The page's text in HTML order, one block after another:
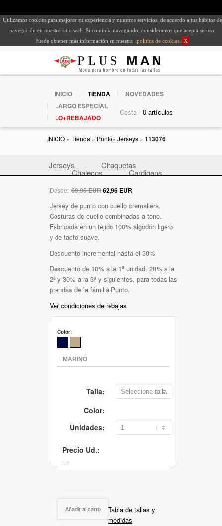
Utilizamos cookies para mejorar su experiencia y nuestros servicios, de acuerdo a tus hábitos de
navegación en nuestro sitio web. Si continúa navegando, consideramos que acepta su uso.
Puede obtener más información en nuestra
política de cookies X
INICIO TIENDA
NOVEDADES
LARGO ESPECIAL
LO+REBAJADO
Cesta -
INICIO » Tienda » Punto» Jerseys » 113076
Jerseys Chaquetas
Chalecos Cardigans
Desde: 69,95 EUR62,96 EUR
Jersey de punto con cuello cremallera.
Costuras de cuello combinadas a tono.
Fabricada en un tejido 100% algodón ligero
y de tacto suave.
Descuento incremental hasta el 30%
Descuento de 10% a la 1ª unidad, 20% a la
2ª y 30% a la 3ª y siguientes, para todas las
prendas de la familia Punto.
Ver condiciones de rebajas
Color:
Talla:
Color:
Unidades:
Precio Ud.:
Añadir al carro
Tabla de tallas y
medidas